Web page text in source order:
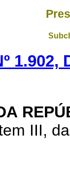
1.902,
III,